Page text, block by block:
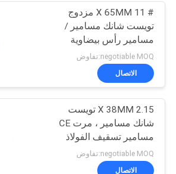
مسامير الرأس
المسطحة
تويست شانك
13
# 11 X 65MM مزدوج
تويست شانك مسامير /
مسامير رأس بيضاوية
لمشروع التسقيف الخشبي
negotiable MOQ:تفاوض
الاتصال
2.15 X 38MM تويست
شانك مسامير ، مرت CE
مسامير تسقيف الفولاذ
المقاوم للصدأ
negotiable MOQ:تفاوض
الاتصال